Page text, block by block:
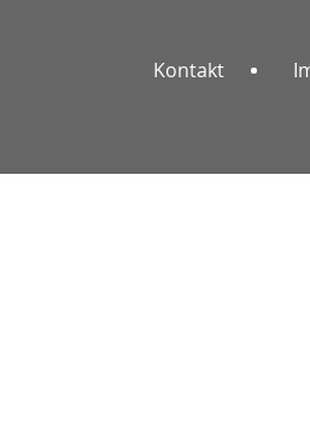
Kontakt